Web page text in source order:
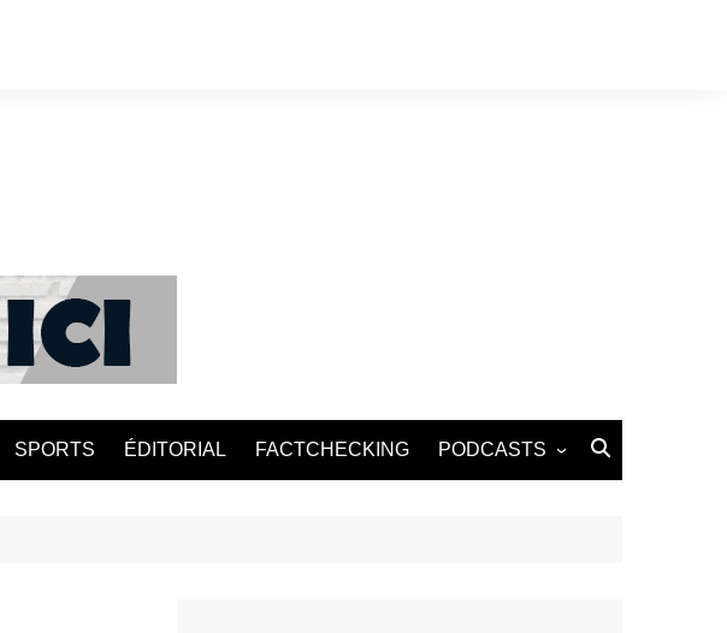
SPORTS ÉDITORIAL FACTCHECKING PODCASTS